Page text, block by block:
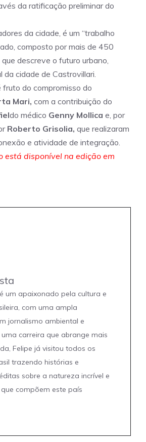
da ratificação preliminar do
da cidade, é um “trabalho
composto por mais de 450
descreve o futuro urbano,
da cidade de Castrovillari.
do compromisso do
Mari, com a contribuição do
do médico Genny Mollica e, por
Roberto Grisolia, que realizaram
e atividade de integração.
está disponível na edição em
um apaixonado pela cultura e
com uma ampla
jornalismo ambiental e
uma carreira que abrange mais
Felipe já visitou todos os
trazendo histórias e
sobre a natureza incrível e
compõem este país